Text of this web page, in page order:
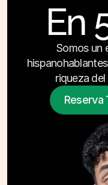
En
Somos un
riqueza
Reserva